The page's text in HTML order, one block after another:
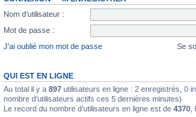
Nom d’utilisateur :
Mot de passe :
J’ai oublié mon mot de passe
Se
QUI EST EN LIGNE
Au total il y a 897 utilisateurs en ligne : 2 enregistrés, 0
nombre d’utilisateurs actifs ces 5 dernières minutes)
Le record du nombre d’utilisateurs en ligne est de 4370